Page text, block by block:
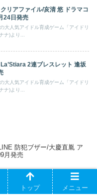
リアファイル/亥清 悠 ドラマコ
24日発売
大人気アイドル育成ゲーム「アイドリ
ナ)より...
2連ブレスレット 逢坂
大人気アイドル育成ゲーム「アイドリ
ナ)より...
防犯ブザー/大慶直胤 ア
月発売
トップ メニュー